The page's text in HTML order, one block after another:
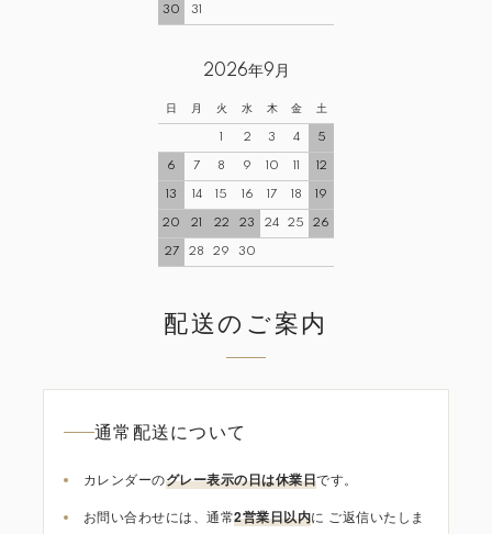
30 31
2026年9月
日 月 火 水 木 金 土
1 2 3 4 5
6 7 8 9 10 11 12
13 14 15 16 17 18 19
20 21 22 23 24 25 26
27 28 29 30
配送のご案内
通常配送について
カレンダーのグレー表示の日は休業日です。
お問い合わせには、通常2営業日以内に ご返信いたしま